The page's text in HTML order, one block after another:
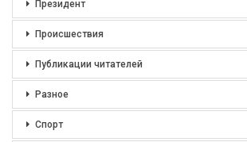
Президент
Происшествия
Публикации читателей
Разное
Спорт